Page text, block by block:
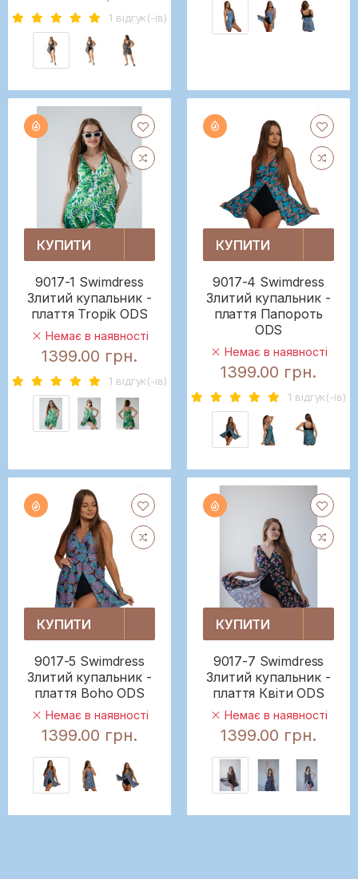
1 вiдгук(-iв)
КУПИТИ
9017-1 Swimdress
Злитий купальник -
плаття Tropik ODS
Немає в наявності
1399.00 грн.
1 вiдгук(-iв)
КУПИТИ
9017-4 Swimdress
Злитий купальник -
плаття Папороть
ODS
Немає в наявності
1399.00 грн.
1 вiдгук(-iв)
КУПИТИ
9017-5 Swimdress
Злитий купальник -
плаття Boho ODS
Немає в наявності
1399.00 грн.
КУПИТИ
9017-7 Swimdress
Злитий купальник -
плаття Квіти ODS
Немає в наявності
1399.00 грн.